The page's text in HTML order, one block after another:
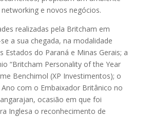
e novos negócios.
realizadas pela Britcham em
a sua chegada, na modalidade
Estados do Paraná e Minas Gerais; a
“Britcham Personality of the Year
Benchimol (XP Investimentos); o
Ano com o Embaixador Britânico no
ocasião em que foi
Inglesa o reconhecimento de